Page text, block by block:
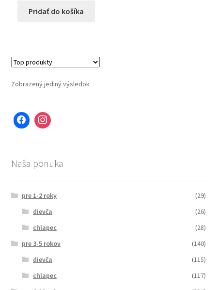
Pridať do košíka
Zobrazený jediný výsledok
Naša ponuka
pre 1-2 roky
(29)
dievča
(26)
chlapec
(28)
pre 3-5 rokov
(140)
dievča
(115)
chlapec
(117)